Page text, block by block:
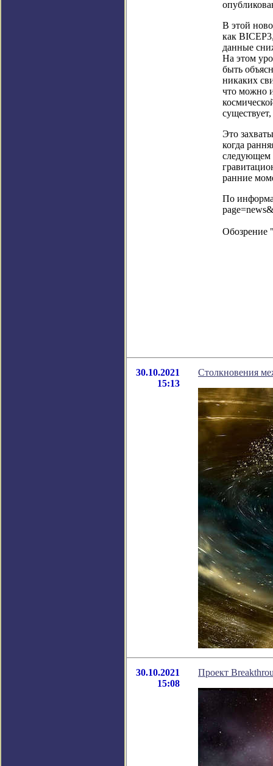
В этой
как
данные
На этом
быть
никаких
что можно
Это
когда
следующем
ранние
По
Обозрение
30.10.2021
15:13
Столкновения
30.10.2021
15:08
Проект